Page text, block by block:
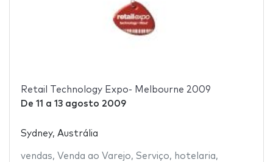
Retail Technology Expo- Melbourne 2009
De 11 a 13 agosto 2009
Sydney, Austrália
vendas, Venda ao Varejo, Serviço, hotelaria,